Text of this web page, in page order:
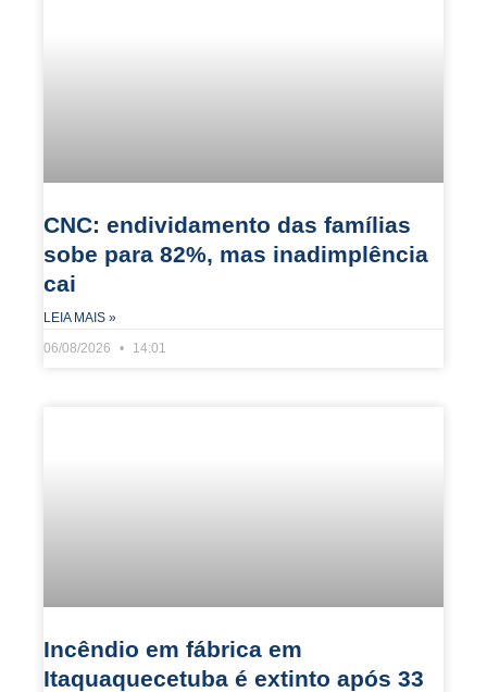
CNC: endividamento das famílias
sobe para 82%, mas inadimplência
cai
LEIA MAIS »
06/08/2026
14:01
Incêndio em fábrica em
Itaquaquecetuba é extinto após 33